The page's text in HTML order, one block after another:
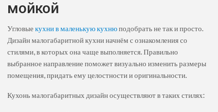
мойкой
Угловые кухни в маленькую кухнюподобрать не так и просто.
Дизайн малогабаритной кухни начнём с ознакомления со
стилями, в которых она чаще выполняется. Правильно
выбранное направление поможет визуально изменить размеры
помещения, придать ему целостности и оригинальности.
Кухонь малогабаритных дизайн осуществляют в таких стилях: